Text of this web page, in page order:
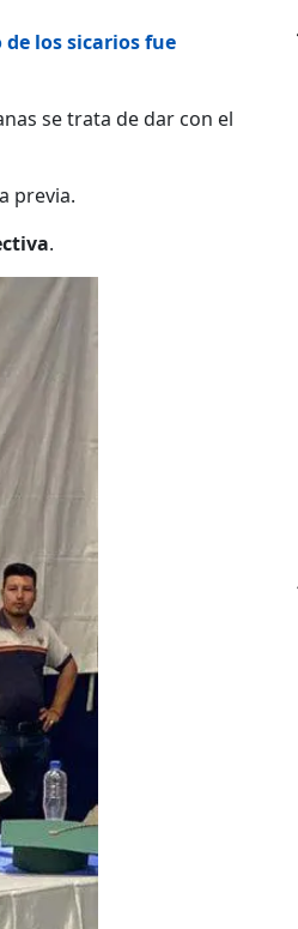
los sicarios fue
se trata de dar con el
previa.
.